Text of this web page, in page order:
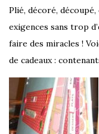
Plié, décoré,
exigences sans trop
faire des miracles !
de cadeaux :